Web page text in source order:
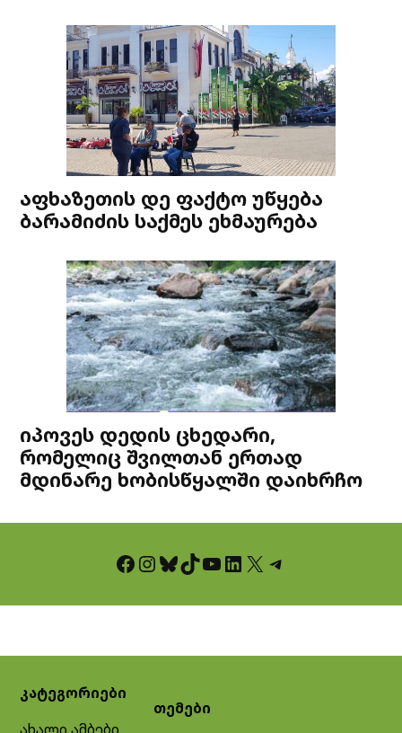
აფხაზეთის დე ფაქტო უწყება
ბარამიძის საქმეს ეხმაურება
იპოვეს დედის ცხედარი,
რომელიც შვილთან ერთად
მდინარე ხობისწყალში დაიხრჩო
Facebook InstagramBluesky TikTok YouTube LinkedIn X Telegram
კატეგორიები
ახალი ამბები
თემები